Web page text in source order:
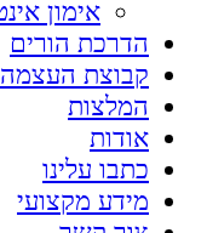
אימון
הדרכת הורים
קבוצת העצמה
המלצות
אודות
כתבו עלינו
מידע מקצועי